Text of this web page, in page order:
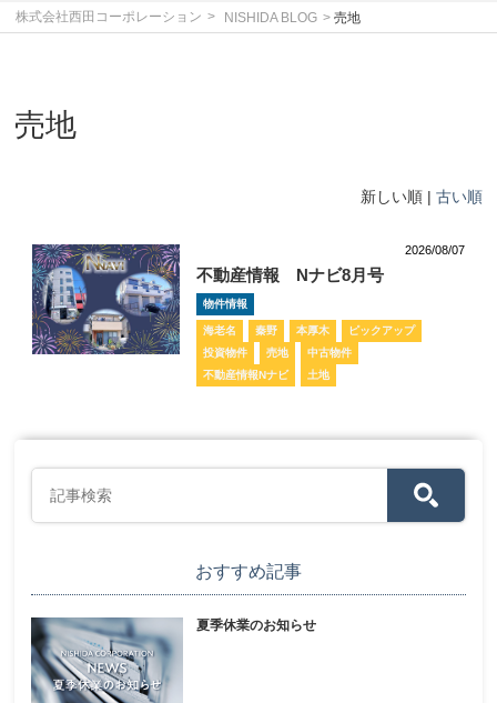
株式会社西田コーポレーション NISHIDA BLOG 売地
売地
新しい順 | 古い順
2026/08/07
不動産情報 Nナビ8月号
物件情報
海老名 秦野 本厚木
ピックアップ
投資物件
売地
中古物件
不動産情報Nナビ
土地
おすすめ記事
夏季休業のお知らせ